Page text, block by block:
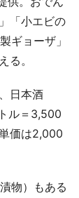
「小エビの
ギョーザ」
る。
日本酒
ル＝3,500
価は2,000
物）もある